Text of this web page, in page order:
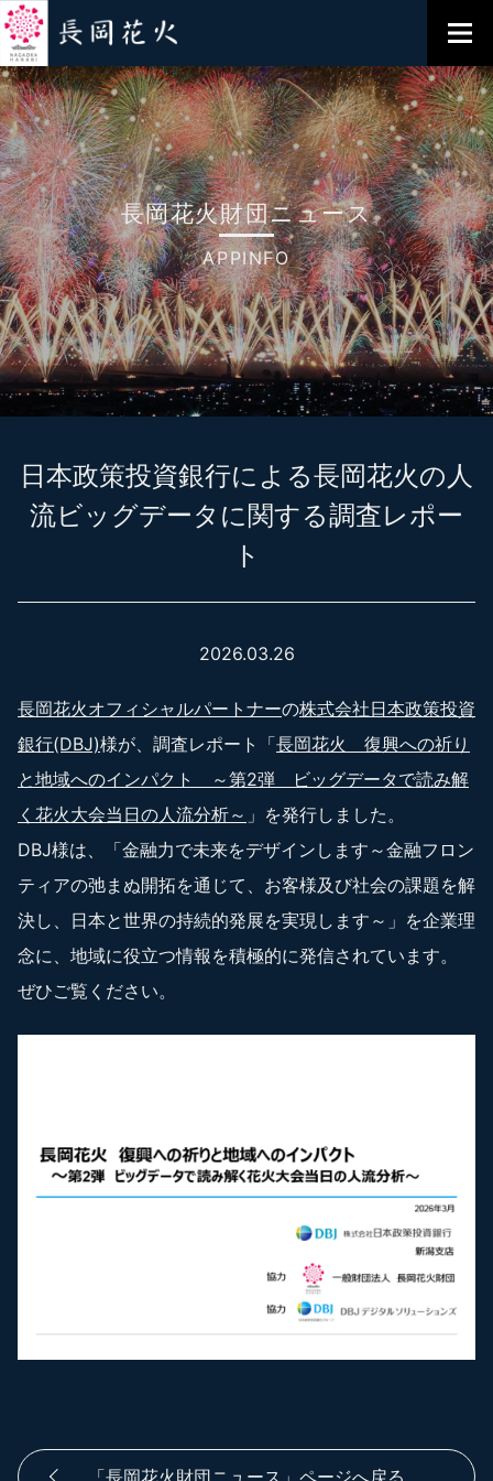
長岡花火財団ニュース
APPINFO
日本政策投資銀行による長岡花火の人
流ビッグデータに関する調査レポー
ト
2026.03.26
長岡花火オフィシャルパートナーの株式会社日本政策投資
銀行(DBJ)様が、調査レポート「長岡花火 復興への祈り
と地域へのインパクト ～第2弾 ビッグデータで読み解
く花火大会当日の人流分析～ 」を発行しました。
DBJ様は、「金融力で未来をデザインします～金融フロン
ティアの弛まぬ開拓を通じて、お客様及び社会の課題を解
決し、日本と世界の持続的発展を実現します～」を企業理
念に、地域に役立つ情報を積極的に発信されています。
ぜひご覧ください。
「長岡花火財団ニュース」ページへ戻る